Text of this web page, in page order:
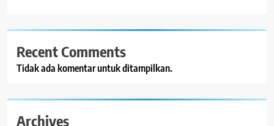
Recent Comments
Tidak ada komentar untuk ditampilkan.
Archives